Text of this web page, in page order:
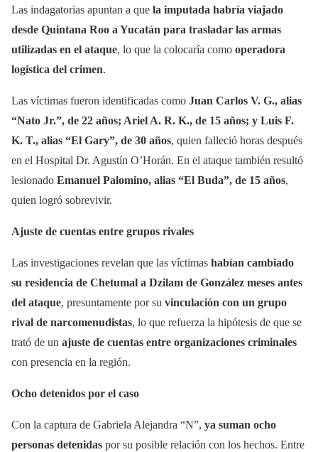
Las indagatorias apuntan a que la imputada habría viajado
desde Quintana Roo a Yucatán para trasladar las armas
utilizadas en el ataque, lo que la colocaría como operadora
logística del crimen.
Las víctimas fueron identificadas como Juan Carlos V. G., alias
“Nato Jr.”, de 22 años; Ariel A. R. K., de 15 años; y Luis F.
K. T., alias “El Gary”, de 30 años, quien falleció horas después
en el Hospital Dr. Agustín O’Horán. En el ataque también resultó
lesionado Emanuel Palomino, alias “El Buda”, de 15 años,
quien logró sobrevivir.
Ajuste de cuentas entre grupos rivales
Las investigaciones revelan que las víctimas habían cambiado
su residencia de Chetumal a Dzilam de González meses antes
del ataque, presuntamente por su vinculación con un grupo
rival de narcomenudistas, lo que refuerza la hipótesis de que se
trató de un ajuste de cuentas entre organizaciones criminales
con presencia en la región.
Ocho detenidos por el caso
Con la captura de Gabriela Alejandra “N”, ya suman ocho
personas detenidas por su posible relación con los hechos. Entre